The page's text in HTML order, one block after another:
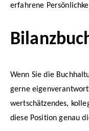
erfahrene
Wenn Sie die
gerne
wertschätzendes,
diese Position genau